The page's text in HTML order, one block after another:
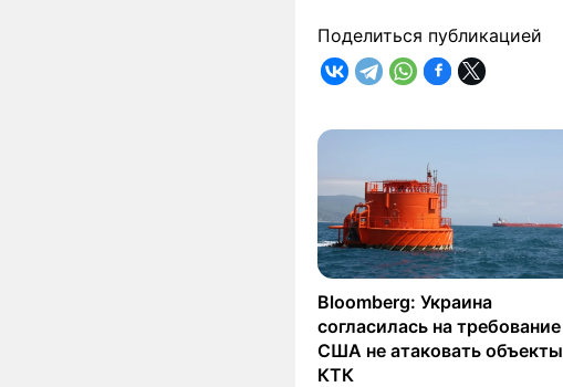
Поделиться публикацией
Bloomberg: Украина
согласилась на требование
США не атаковать объекты
КТК